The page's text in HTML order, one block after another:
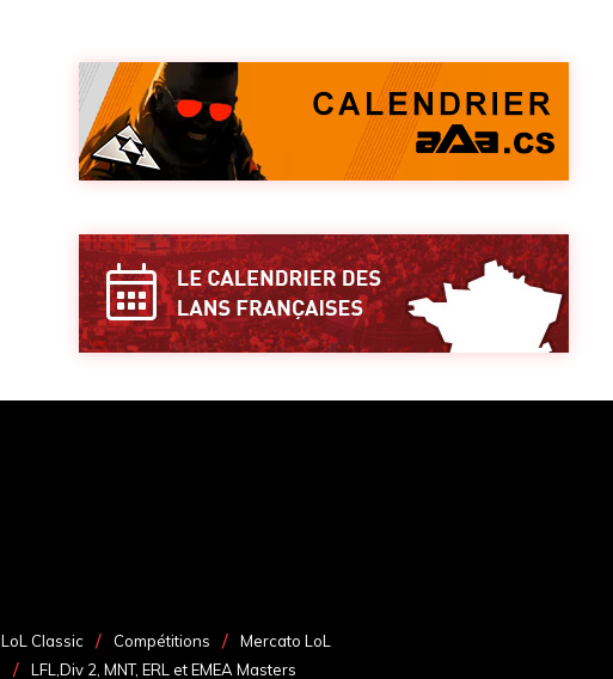
LoL Classic Compétitions
Mercato LoL
LFL,Div 2, MNT, ERL et EMEA Masters